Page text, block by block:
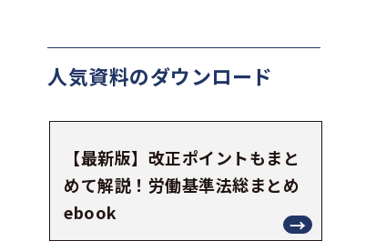
人気資料のダウンロード
【最新版】改正ポイントもまと
めて解説！労働基準法総まとめ
ebook